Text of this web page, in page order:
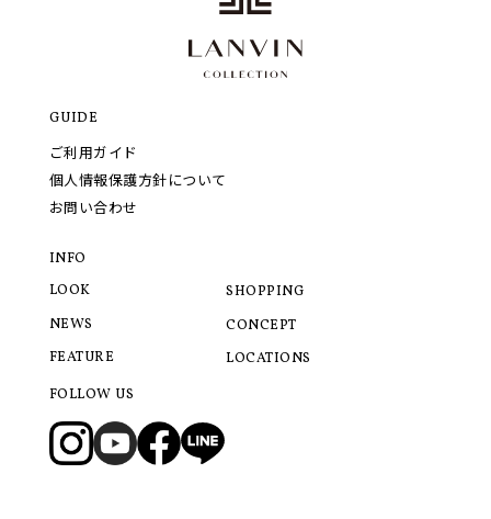
GUIDE
ご利用ガイド
個人情報保護方針について
お問い合わせ
INFO
LOOK
NEWS
FEATURE
SHOPPING
CONCEPT
LOCATIONS
FOLLOW US